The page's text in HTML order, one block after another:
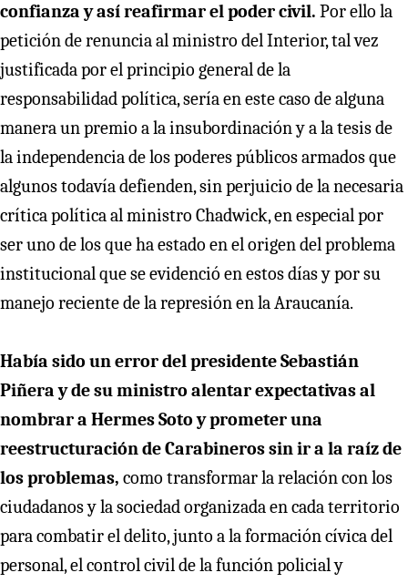
confianza y así reafirmar el poder civil. Por ello la
petición de renuncia al ministro del Interior, tal vez
justificada por el principio general de la
responsabilidad política, sería en este caso de alguna
manera un premio a la insubordinación y a la tesis de
la independencia de los poderes públicos armados que
algunos todavía defienden, sin perjuicio de la necesaria
crítica política al ministro Chadwick, en especial por
ser uno de los que ha estado en el origen del problema
institucional que se evidenció en estos días y por su
manejo reciente de la represión en la Araucanía.
Había sido un error del presidente Sebastián
Piñera y de su ministro alentar expectativas al
nombrar a Hermes Soto y prometer una
reestructuración de Carabineros sin ir a la raíz de
los problemas, como transformar la relación con los
ciudadanos y la sociedad organizada en cada territorio
para combatir el delito, junto a la formación cívica del
personal, el control civil de la función policial y